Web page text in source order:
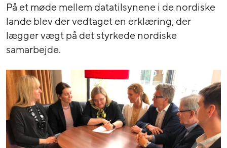
På et møde mellem datatilsynene i de nordiske
lande blev der vedtaget en erklæring, der
lægger vægt på det styrkede nordiske
samarbejde.